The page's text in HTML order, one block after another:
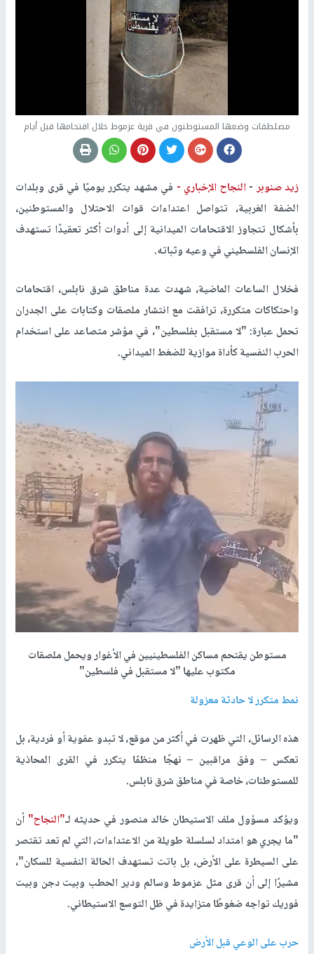
مصلطقات وضعها المستوطنون في قرية عزموط خلال اقتحامها قبل أيام
زيد صنوبر -النجاح الإخباري - في مشهد يتكرر يوميًا في قرى وبلدات
الضفة الغربية، تتواصل اعتداءات قوات الاحتلال والمستوطنين،
بأشكال تتجاوز الاقتحامات الميدانية إلى أدوات أكثر تعقيدًا تستهدف
الإنسان الفلسطيني في وعيه وثباته.
فخلال الساعات الماضية، شهدت عدة مناطق شرق نابلس، اقتحامات
واحتكاكات متكررة، ترافقت مع انتشار ملصقات وكتابات على الجدران
تحمل عبارة: "لا مستقبل بفلسطين"، في مؤشر متصاعد على استخدام
الحرب النفسية كأداة موازية للضغط الميداني.
مستوطن يقتحم مساكن الفلسطينيين في الأغوار ويحمل ملصقات
مكتوب عليها "لا مستقبل في فلسطين"
نمط متكرر لا حادثة معزولة
هذه الرسائل، التي ظهرت في أكثر من موقع، لا تبدو عفوية أو فردية، بل
تعكس – وفق مراقبين – نهجًا منظمًا يتكرر في القرى المحاذية
للمستوطنات، خاصة في مناطق شرق نابلس.
ويؤكد مسؤول ملف الاستيطان خالد منصور في حديثه لـ"النجاح" أن
"ما يجري هو امتداد لسلسلة طويلة من الاعتداءات، التي لم تعد تقتصر
على السيطرة على الأرض، بل باتت تستهدف الحالة النفسية للسكان"،
مشيرًا إلى أن قرى مثل عزموط وسالم ودير الحطب وبيت دجن وبيت
فوريك تواجه ضغوطًا متزايدة في ظل التوسع الاستيطاني.
حرب على الوعي قبل الأرض